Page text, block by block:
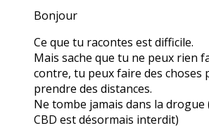
Bonjour
Ce que tu racontes est difficile.
Mais sache que tu ne peux rien
contre, tu peux faire des choses
prendre des distances.
Ne tombe jamais dans la drogue
CBD est désormais interdit)